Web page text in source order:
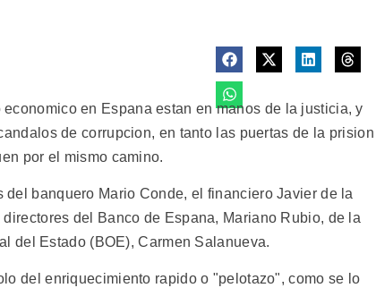
en Espana estan en manos de la justicia, y
de corrupcion, en tanto las puertas de la prision
por el mismo camino.
banquero Mario Conde, el financiero Javier de la
del Banco de Espana, Mariano Rubio, de la
del Estado (BOE), Carmen Salanueva.
del enriquecimiento rapido o "pelotazo", como se lo